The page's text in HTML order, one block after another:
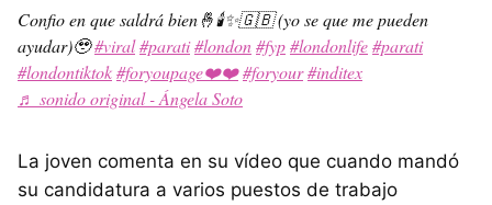
Confio en que saldrá bien🤞🕯️✨🇬🇧 (yo se que me pueden
ayudar)🥹#viral#parati#london#fyp#londonlife#parati
#londontiktok#foryoupage❤️❤️#foryour#inditex
♬ sonido original - Ángela Soto
La joven comenta en su vídeo que cuando mandó
su candidatura a varios puestos de trabajo